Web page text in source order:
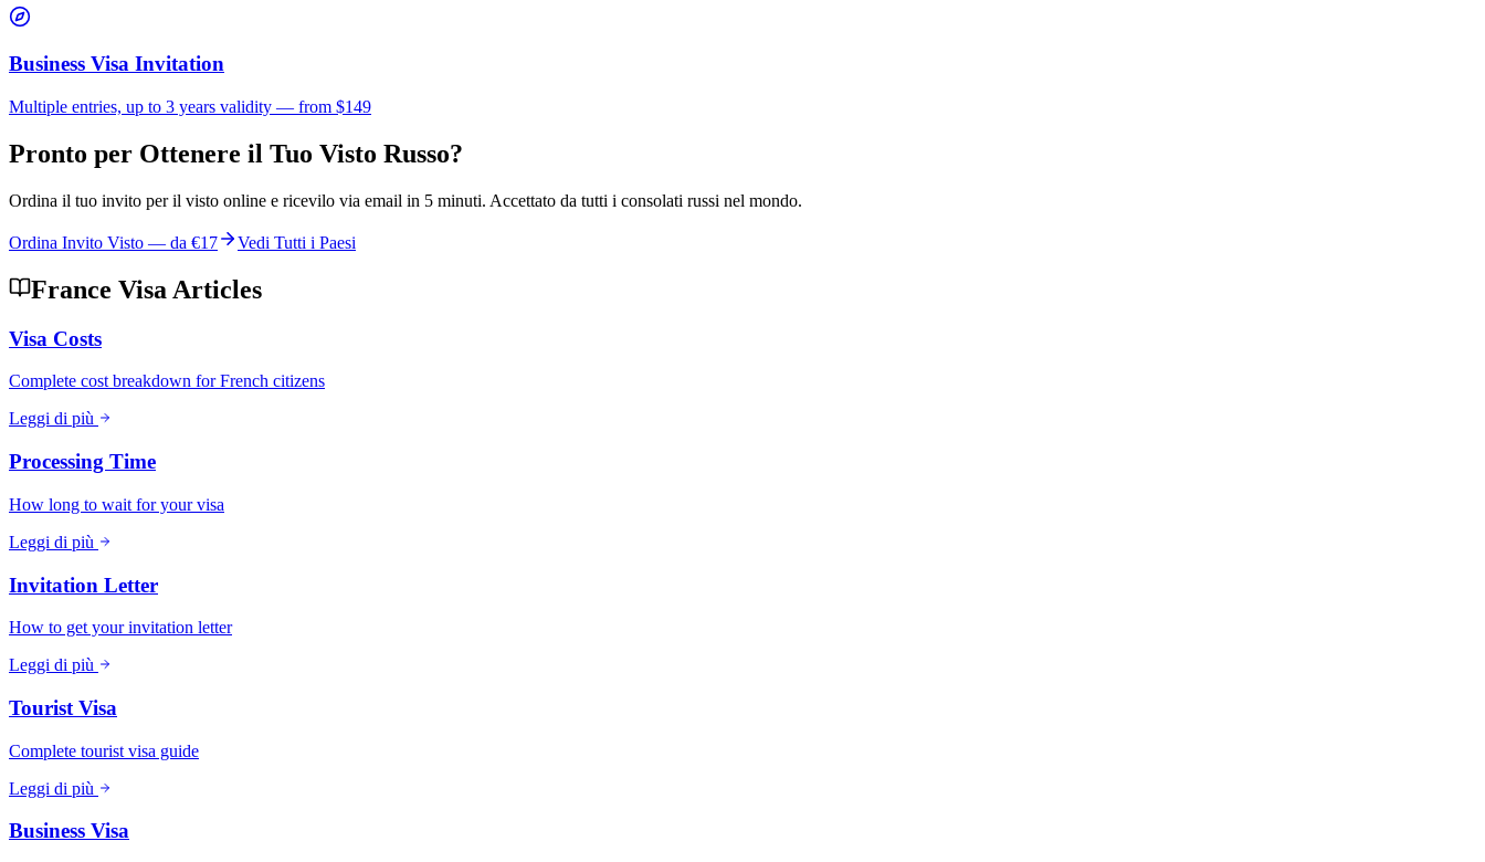
Business Visa Invitation
Multiple entries, up to 3 years validity — from $149
Pronto per Ottenere il Tuo Visto Russo?
Ordina il tuo invito per il visto online e ricevilo via email in 5 minuti. Accettato da tutti i consolati russi nel mondo.
Ordina Invito Visto — da €17 Vedi Tutti i Paesi
France Visa Articles
Visa Costs
Complete cost breakdown for French citizens
Leggi di più
Processing Time
How long to wait for your visa
Leggi di più
Invitation Letter
How to get your invitation letter
Leggi di più
Tourist Visa
Complete tourist visa guide
Leggi di più
Business Visa